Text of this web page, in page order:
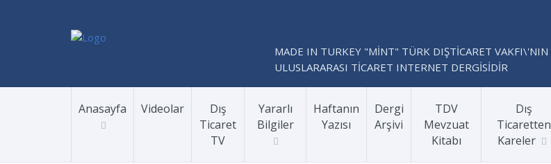
MADE IN TURKEY "MİNT" TÜRK DIŞTİCARET VAKFI\'NIN
ULUSLARARASI TİCARET INTERNET DERGİSİDİR
Anasayfa Videolar
Dış
Ticaret
TV
Yararlı
Bilgiler
Haftanın
Yazısı
Dergi
Arşivi
TDV
Mevzuat
Kitabı
Dış
Ticaretten
Kareler